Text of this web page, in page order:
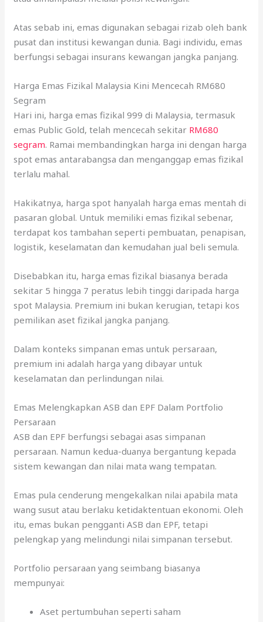
Atas sebab ini, emas digunakan sebagai rizab oleh bank
pusat dan institusi kewangan dunia. Bagi individu, emas
berfungsi sebagai insurans kewangan jangka panjang.
Harga Emas Fizikal Malaysia Kini Mencecah RM680
Segram
Hari ini, harga emas fizikal 999 di Malaysia, termasuk
emas Public Gold, telah mencecah sekitar RM680
segram. Ramai membandingkan harga ini dengan harga
spot emas antarabangsa dan menganggap emas fizikal
terlalu mahal.
Hakikatnya, harga spot hanyalah harga emas mentah di
pasaran global. Untuk memiliki emas fizikal sebenar,
terdapat kos tambahan seperti pembuatan, penapisan,
logistik, keselamatan dan kemudahan jual beli semula.
Disebabkan itu, harga emas fizikal biasanya berada
sekitar 5 hingga 7 peratus lebih tinggi daripada harga
spot Malaysia. Premium ini bukan kerugian, tetapi kos
pemilikan aset fizikal jangka panjang.
Dalam konteks simpanan emas untuk persaraan,
premium ini adalah harga yang dibayar untuk
keselamatan dan perlindungan nilai.
Emas Melengkapkan ASB dan EPF Dalam Portfolio
Persaraan
ASB dan EPF berfungsi sebagai asas simpanan
persaraan. Namun kedua-duanya bergantung kepada
sistem kewangan dan nilai mata wang tempatan.
Emas pula cenderung mengekalkan nilai apabila mata
wang susut atau berlaku ketidaktentuan ekonomi. Oleh
itu, emas bukan pengganti ASB dan EPF, tetapi
pelengkap yang melindungi nilai simpanan tersebut.
Portfolio persaraan yang seimbang biasanya
mempunyai:
Aset pertumbuhan seperti saham